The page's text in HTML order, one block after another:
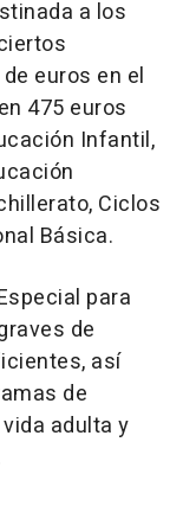
a los
euros en el
475 euros
Infantil,
Ciclos
Básica.
para
de
así
de
adulta y